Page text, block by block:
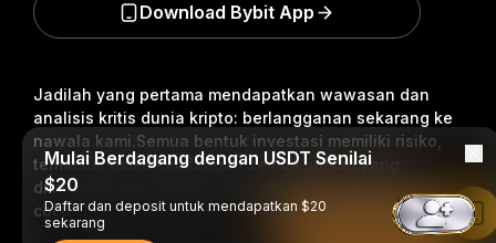
Jadilah yang pertama mendapatkan wawasan dan
analisis kritis dunia kripto: berlangganan sekarang ke
nawala kami.Semua bentuk investasi memiliki risiko,
termasuk risiko kehilangan semua jumlah yang
diinvestasikan. Aktivitas semacam ini mungkin tidak
cocok untuk semua orang.
Download Bybit App
Mulai Berdagang dengan USDT Senilai
$20
Daftar dan deposit untuk mendapatkan $20
sekarang
Baca di Aplikasi Bybit